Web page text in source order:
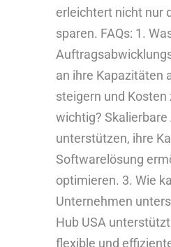
erleichtert nicht nur
sparen. FAQs: 1.
an ihre Kapazitäten
steigern und
wichtig?
unterstützen, ihre
Softwarelösung
optimieren. 3. Wie
Unternehmen
Hub USA
flexible und